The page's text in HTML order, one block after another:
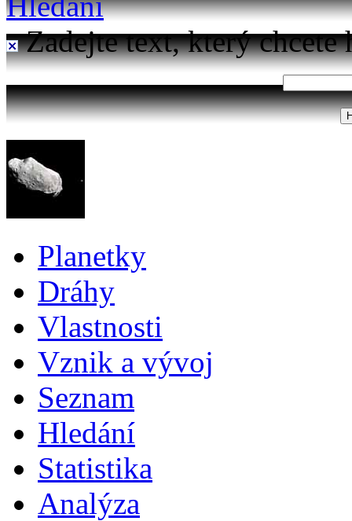
Zadejte text, který chcete
Planetky
Dráhy
Vlastnosti
Vznik a vývoj
Seznam
Hledání
Statistika
Analýza